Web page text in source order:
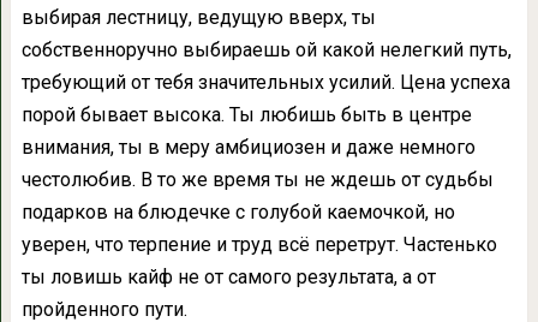
выбирая лестницу, ведущую вверх, ты
собственноручно выбираешь ой какой нелегкий путь,
требующий от тебя значительных усилий. Цена успеха
порой бывает высока. Ты любишь быть в центре
внимания, ты в меру амбициозен и даже немного
честолюбив. В то же время ты не ждешь от судьбы
подарков на блюдечке с голубой каемочкой, но
уверен, что терпение и труд всё перетрут. Частенько
ты ловишь кайф не от самого результата, а от
пройденного пути.